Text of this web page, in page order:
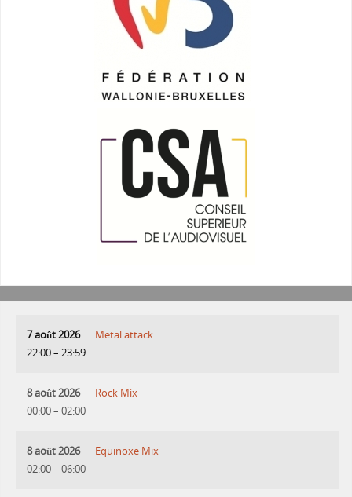
7 août 2026
22:00– 23:59
Metal attack
8 août 2026
00:00– 02:00
Rock Mix
8 août 2026
02:00– 06:00
Equinoxe Mix